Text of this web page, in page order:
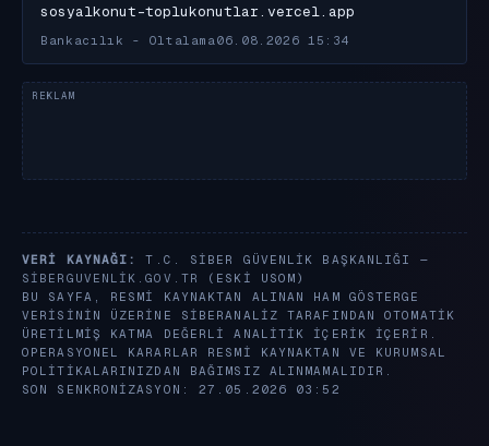
sosyalkonut-toplukonutlar.vercel.app
Bankacılık - Oltalama 06.08.2026 15:34
VERI KAYNAĞI:
T.C. SIBER GÜVENLIK BAŞKANLIĞI —
SIBERGUVENLIK.GOV.TR
(ESKI USOM)
BU SAYFA, RESMI KAYNAKTAN ALINAN HAM GÖSTERGE
VERISININ ÜZERINE SIBERANALIZ TARAFINDAN OTOMATIK
ÜRETILMIŞ KATMA DEĞERLI ANALITIK IÇERIK IÇERIR.
OPERASYONEL KARARLAR RESMI KAYNAKTAN VE KURUMSAL
POLITIKALARINIZDAN BAĞIMSIZ ALINMAMALIDIR.
SON SENKRONIZASYON: 27.05.2026 03:52